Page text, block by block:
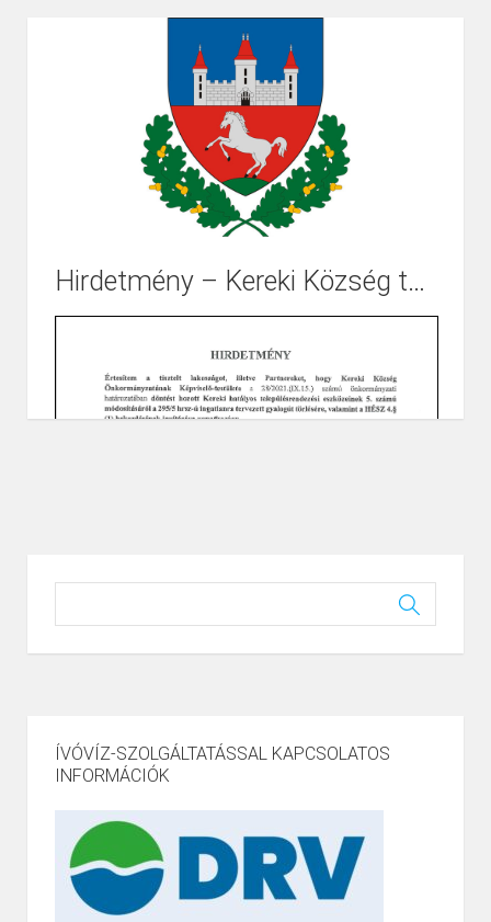
Hirdetmény – Kereki Község településrendezési eszközeinek 5. számú módosítása
ÍVÓVÍZ-SZOLGÁLTATÁSSAL KAPCSOLATOS
INFORMÁCIÓK